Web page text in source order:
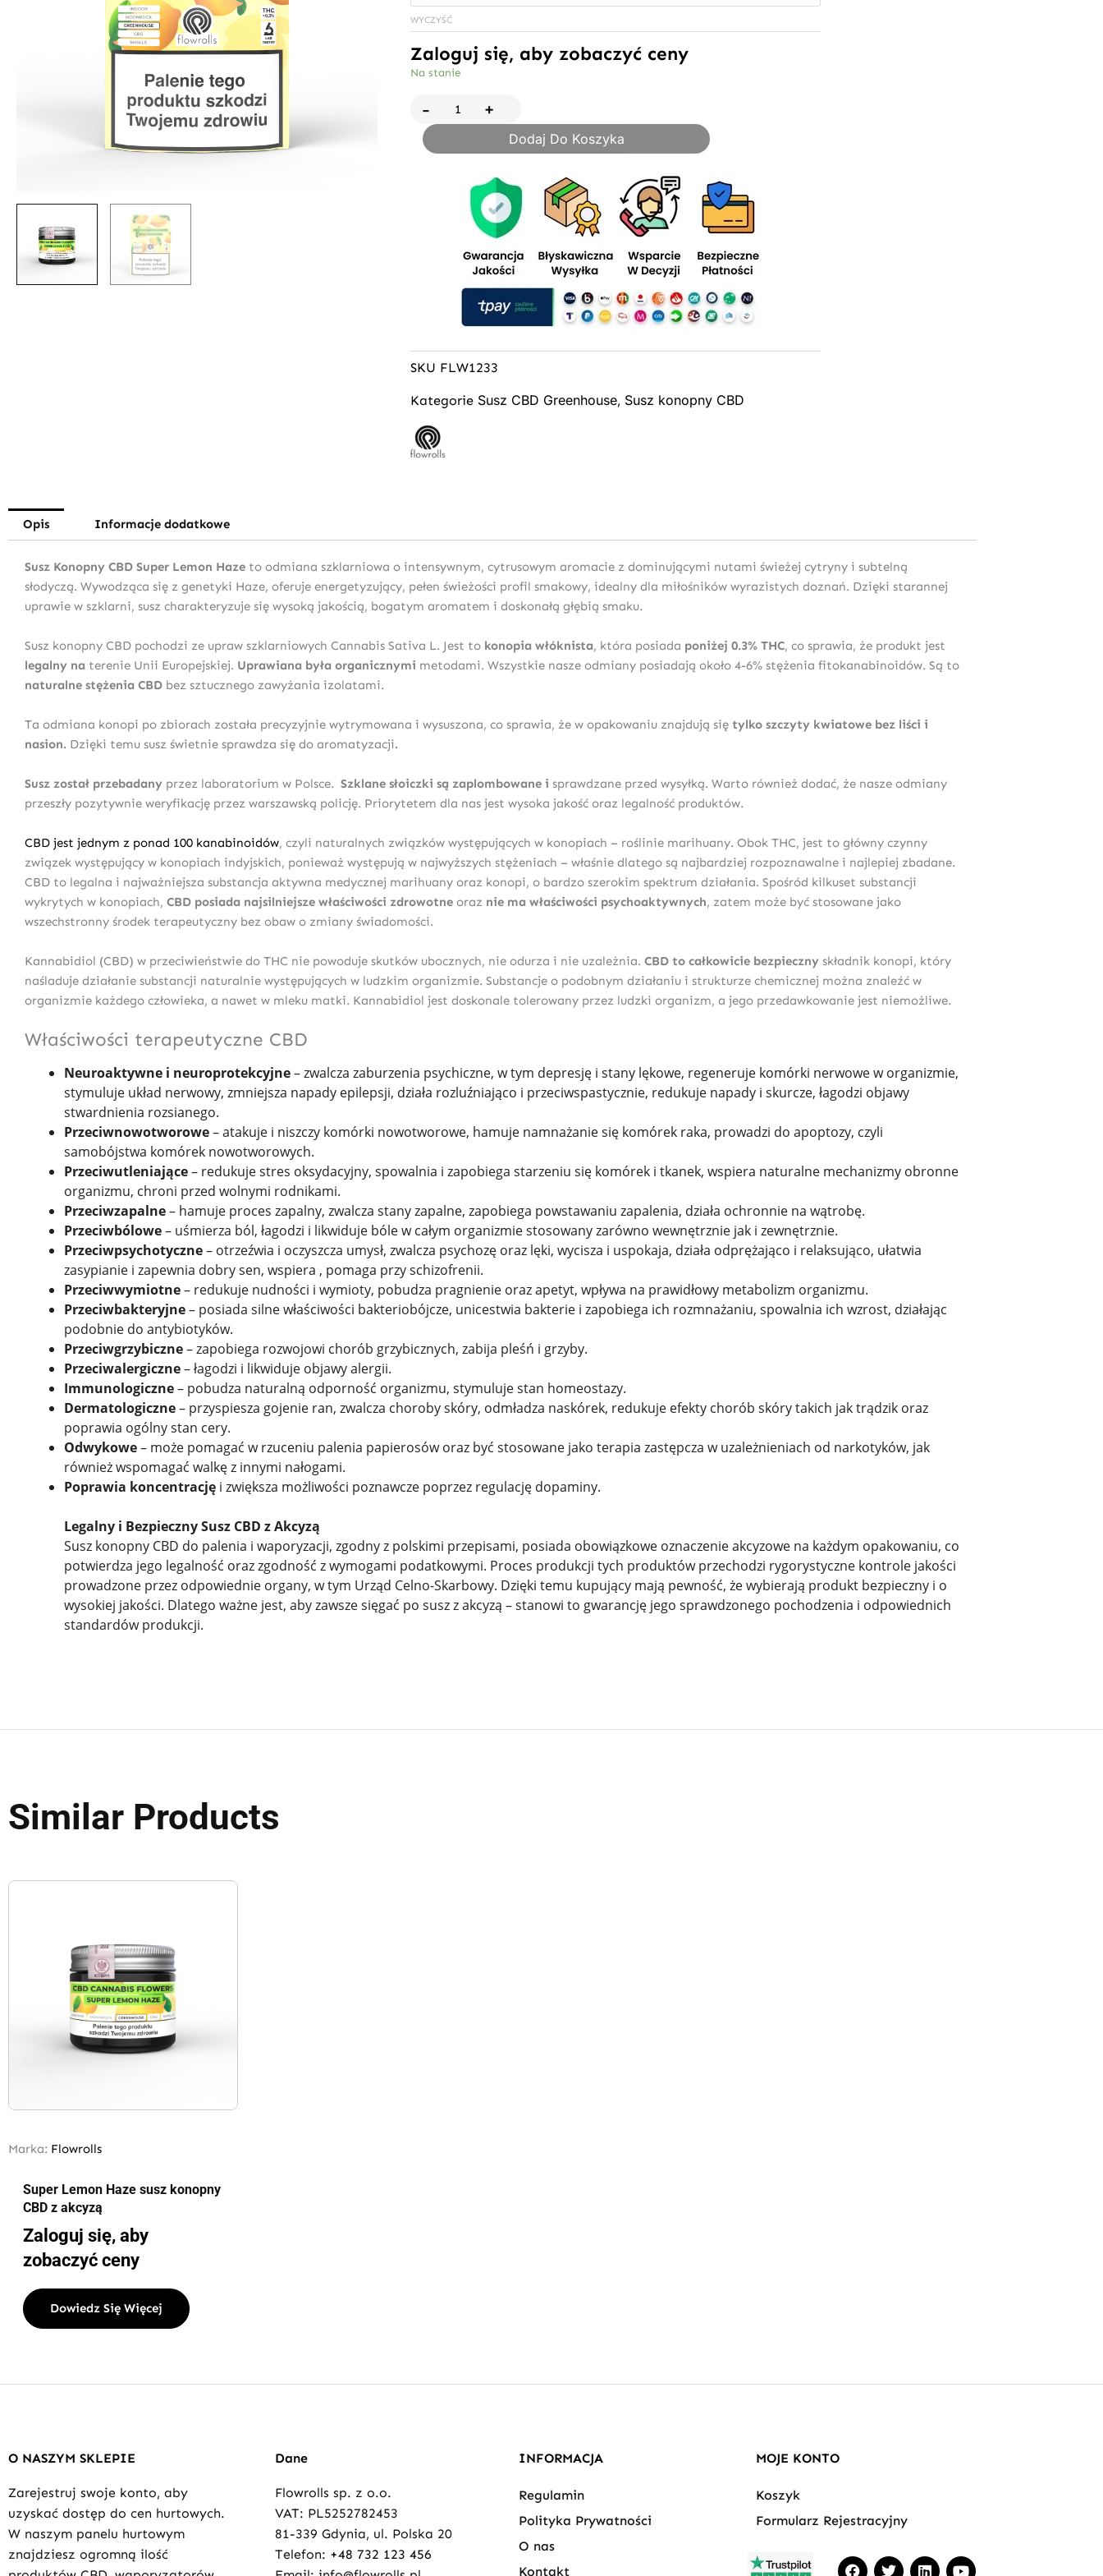
WYCZYŚĆ
Zaloguj się, aby zobaczyć ceny
Na stanie
-
Haze
susz
konopny
CBD
akcyzą
+
Dodaj Do Koszyka
SKU FLW1233
Kategorie Susz CBD Greenhouse, Susz konopny CBD
Opis Informacje dodatkowe
Susz Konopny CBD Super Lemon Haze to odmiana szklarniowa o intensywnym, cytrusowym aromacie z dominującymi nutami świeżej cytryny i subtelną
słodyczą. Wywodząca się z genetyki Haze, oferuje energetyzujący, pełen świeżości profil smakowy, idealny dla miłośników wyrazistych doznań. Dzięki starannej
uprawie w szklarni, susz charakteryzuje się wysoką jakością, bogatym aromatem i doskonałą głębią smaku.
Susz konopny CBD pochodzi ze upraw szklarniowych Cannabis Sativa L. Jest to konopia włóknista, która posiada poniżej 0.3% THC, co sprawia, że produkt jest
legalny na terenie Unii Europejskiej. Uprawiana była organicznymi metodami. Wszystkie nasze odmiany posiadają około 4-6% stężenia fitokanabinoidów. Są to
naturalne stężenia CBD bez sztucznego zawyżania izolatami.
Ta odmiana konopi po zbiorach została precyzyjnie wytrymowana i wysuszona, co sprawia, że w opakowaniu znajdują się tylko szczyty kwiatowe bez liści i
nasion. Dzięki temu susz świetnie sprawdza się do aromatyzacji.
Susz został przebadany przez laboratorium w Polsce. Szklane słoiczki są zaplombowane i sprawdzane przed wysyłką. Warto również dodać, że nasze odmiany
przeszły pozytywnie weryfikację przez warszawską policję. Priorytetem dla nas jest wysoka jakość oraz legalność produktów.
CBD jest jednym z ponad 100 kanabinoidów, czyli naturalnych związków występujących w konopiach – roślinie marihuany. Obok THC, jest to główny czynny
związek występujący w konopiach indyjskich, ponieważ występują w najwyższych stężeniach – właśnie dlatego są najbardziej rozpoznawalne i najlepiej zbadane.
CBD to legalna i najważniejsza substancja aktywna medycznej marihuany oraz konopi, o bardzo szerokim spektrum działania. Spośród kilkuset substancji
wykrytych w konopiach, CBD posiada najsilniejsze właściwości zdrowotne oraz nie ma właściwości psychoaktywnych, zatem może być stosowane jako
wszechstronny środek terapeutyczny bez obaw o zmiany świadomości.
Kannabidiol (CBD) w przeciwieństwie do THC nie powoduje skutków ubocznych, nie odurza i nie uzależnia. CBD to całkowicie bezpieczny składnik konopi, który
naśladuje działanie substancji naturalnie występujących w ludzkim organizmie. Substancje o podobnym działaniu i strukturze chemicznej można znaleźć w
organizmie każdego człowieka, a nawet w mleku matki. Kannabidiol jest doskonale tolerowany przez ludzki organizm, a jego przedawkowanie jest niemożliwe.
Właściwości terapeutyczne CBD
Neuroaktywne i neuroprotekcyjne– zwalcza zaburzenia psychiczne, w tym depresję i stany lękowe, regeneruje komórki nerwowe w organizmie,
stymuluje układ nerwowy, zmniejsza napady epilepsji, działa rozluźniająco i przeciwspastycznie, redukuje napady i skurcze, łagodzi objawy
stwardnienia rozsianego.
Przeciwnowotworowe– atakuje i niszczy komórki nowotworowe, hamuje namnażanie się komórek raka, prowadzi do apoptozy, czyli
samobójstwa komórek nowotworowych.
Przeciwutleniające– redukuje stres oksydacyjny, spowalnia i zapobiega starzeniu się komórek i tkanek, wspiera naturalne mechanizmy obronne
organizmu, chroni przed wolnymi rodnikami.
Przeciwzapalne– hamuje proces zapalny, zwalcza stany zapalne, zapobiega powstawaniu zapalenia, działa ochronnie na wątrobę.
Przeciwbólowe– uśmierza ból, łagodzi i likwiduje bóle w całym organizmie stosowany zarówno wewnętrznie jak i zewnętrznie.
Przeciwpsychotyczne– otrzeźwia i oczyszcza umysł, zwalcza psychozę oraz lęki, wycisza i uspokaja, działa odprężająco i relaksująco, ułatwia
zasypianie i zapewnia dobry sen, wspiera , pomaga przy schizofrenii.
Przeciwwymiotne– redukuje nudności i wymioty, pobudza pragnienie oraz apetyt, wpływa na prawidłowy metabolizm organizmu.
Przeciwbakteryjne– posiada silne właściwości bakteriobójcze, unicestwia bakterie i zapobiega ich rozmnażaniu, spowalnia ich wzrost, działając
podobnie do antybiotyków.
Przeciwgrzybiczne– zapobiega rozwojowi chorób grzybicznych, zabija pleśń i grzyby.
Przeciwalergiczne– łagodzi i likwiduje objawy alergii.
Immunologiczne– pobudza naturalną odporność organizmu, stymuluje stan homeostazy.
Dermatologiczne– przyspiesza gojenie ran, zwalcza choroby skóry, odmładza naskórek, redukuje efekty chorób skóry takich jak trądzik oraz
poprawia ogólny stan cery.
Odwykowe– może pomagać w rzuceniu palenia papierosów oraz być stosowane jako terapia zastępcza w uzależnieniach od narkotyków, jak
również wspomagać walkę z innymi nałogami.
Poprawia koncentrację i zwiększa możliwości poznawcze poprzez regulację dopaminy.
Legalny i Bezpieczny Susz CBD z Akcyzą
Susz konopny CBD do palenia i waporyzacji, zgodny z polskimi przepisami, posiada obowiązkowe oznaczenie akcyzowe na każdym opakowaniu, co
potwierdza jego legalność oraz zgodność z wymogami podatkowymi. Proces produkcji tych produktów przechodzi rygorystyczne kontrole jakości
prowadzone przez odpowiednie organy, w tym Urząd Celno-Skarbowy. Dzięki temu kupujący mają pewność, że wybierają produkt bezpieczny i o
wysokiej jakości. Dlatego ważne jest, aby zawsze sięgać po susz z akcyzą – stanowi to gwarancję jego sprawdzonego pochodzenia i odpowiednich
standardów produkcji.
Similar Products
Marka: Flowrolls
Super Lemon Haze susz konopny
CBD z akcyzą
Zaloguj się, aby
zobaczyć ceny
Dowiedz Się Więcej
O NASZYM SKLEPIE
Zarejestruj swoje konto, aby
uzyskać dostęp do cen hurtowych.
W naszym panelu hurtowym
znajdziesz ogromną ilość
Dane
Flowrolls sp. z o.o.
VAT: PL5252782453
81-339 Gdynia, ul. Polska 20
Telefon: +48 732 123 456
INFORMACJA
Regulamin
Polityka Prywatności
O nas
Kontakt
MOJE KONTO
Koszyk
Formularz Rejestracyjny
F
T
L
Y